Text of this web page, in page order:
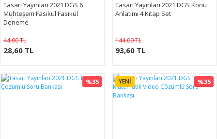
Tasarı Yayınları 2021 DGS 6
Muhteşem Fasikül Fasikül
Deneme
44,00 TL
28,60 TL
Tasarı Yayınları 2021 DGS Konu
Anlatımı 4 Kitap Set
144,00 TL
93,60 TL
%35 %35
YENİ